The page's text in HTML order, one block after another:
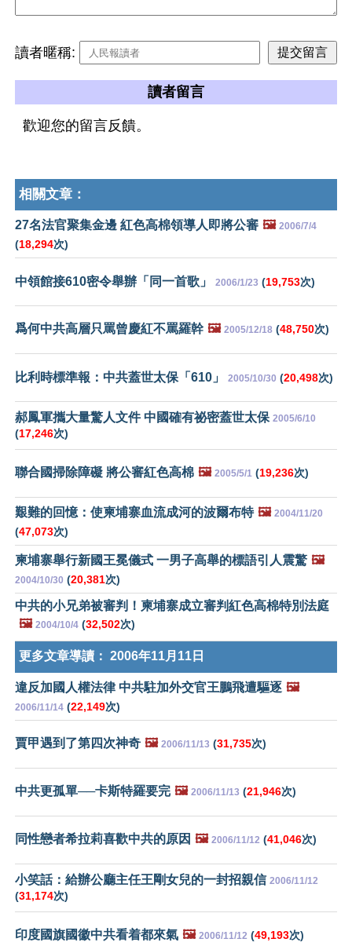
讀者暱稱:
讀者留言
歡迎您的留言反饋。
相關文章：
27名法官聚集金邊 紅色高棉領導人即將公審 🖼️ 2006/7/4
(18,294次)
中領館接610密令舉辦「同一首歌」 2006/1/23 (19,753次)
爲何中共高層只罵曾慶紅不罵羅幹 🖼️ 2005/12/18 (48,750次)
比利時標準報：中共蓋世太保「610」 2005/10/30 (20,498次)
郝鳳軍攜大量驚人文件 中國確有祕密蓋世太保 2005/6/10
(17,246次)
聯合國掃除障礙 將公審紅色高棉 🖼️ 2005/5/1 (19,236次)
艱難的回憶：使柬埔寨血流成河的波爾布特 🖼️ 2004/11/20
(47,073次)
柬埔寨舉行新國王冕儀式 一男子高舉的標語引人震驚 🖼️
2004/10/30 (20,381次)
中共的小兄弟被審判！柬埔寨成立審判紅色高棉特別法庭
🖼️ 2004/10/4 (32,502次)
更多文章導讀： 2006年11月11日
違反加國人權法律 中共駐加外交官王鵬飛遭驅逐 🖼️
2006/11/14 (22,149次)
賈甲遇到了第四次神奇 🖼️ 2006/11/13 (31,735次)
中共更孤單──卡斯特羅要完 🖼️ 2006/11/13 (21,946次)
同性戀者希拉莉喜歡中共的原因 🖼️ 2006/11/12 (41,046次)
小笑話：給辦公廳主任王剛女兒的一封招親信 2006/11/12
(31,174次)
印度國旗國徽中共看着都來氣 🖼️ 2006/11/12 (49,193次)